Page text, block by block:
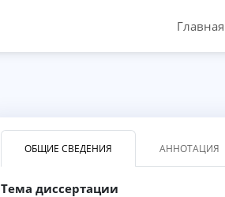
Главная
ОБЩИЕ СВЕДЕНИЯ АННОТАЦИЯ
Тема диссертации